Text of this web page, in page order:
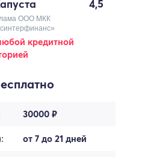
4,5
ООО МКК
кредитной
30000 ₽
от 7 до 21 дней